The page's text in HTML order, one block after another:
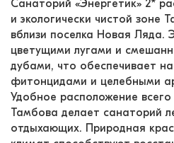
Санаторий «Энергетик» 2*
и экологически чистой зоне
вблизи поселка Новая Ляда.
цветущими лугами и
дубами, что обеспечивает
фитонцидами и целебными
Удобное расположение
Тамбова делает санаторий
отдыхающих. Природная